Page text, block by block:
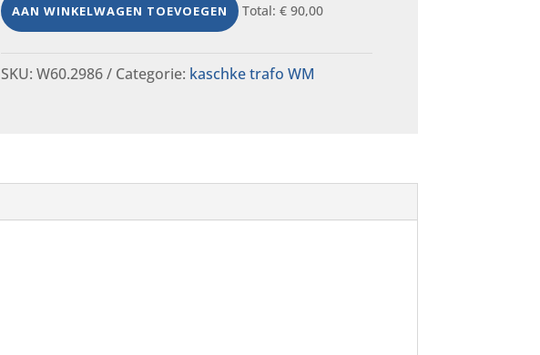
AAN WINKELWAGEN TOEVOEGEN Total: €90,00
SKU: W60.2986 Categorie: kaschke trafo WM